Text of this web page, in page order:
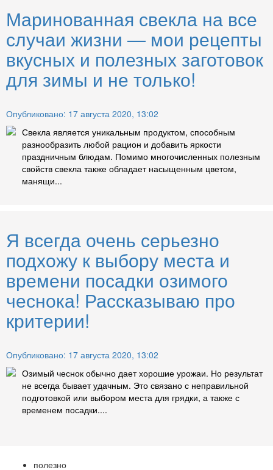
Маринованная свекла на все
случаи жизни — мои рецепты
вкусных и полезных заготовок
для зимы и не только!
Опубликовано: 17 августа 2020, 13:02
Свекла является уникальным продуктом, способным
разнообразить любой рацион и добавить яркости
праздничным блюдам. Помимо многочисленных полезным
свойств свекла также обладает насыщенным цветом,
манящи...
Я всегда очень серьезно
подхожу к выбору места и
времени посадки озимого
чеснока! Рассказываю про
критерии!
Опубликовано: 17 августа 2020, 13:02
Озимый чеснок обычно дает хорошие урожаи. Но результат
не всегда бывает удачным. Это связано с неправильной
подготовкой или выбором места для грядки, а также с
временем посадки....
полезно